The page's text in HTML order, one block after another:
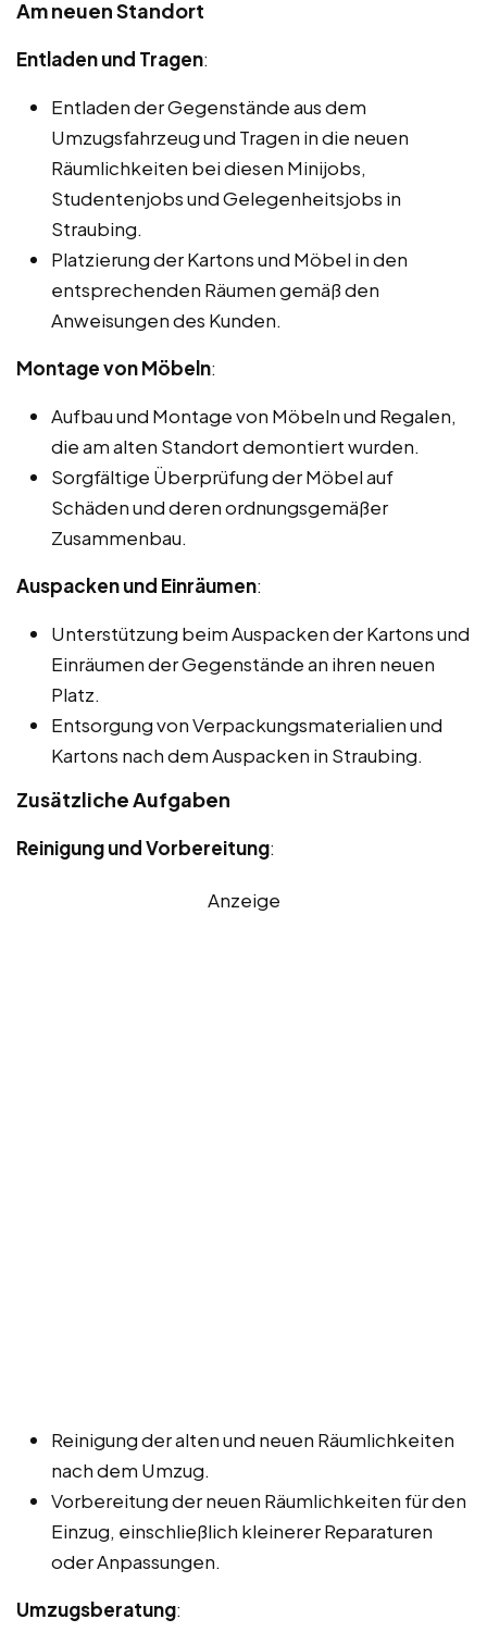
Am neuen Standort
Entladen und Tragen:
Entladen der Gegenstände aus dem
Umzugsfahrzeug und Tragen in die neuen
Räumlichkeiten bei diesen Minijobs,
Studentenjobs und Gelegenheitsjobs in
Straubing.
Platzierung der Kartons und Möbel in den
entsprechenden Räumen gemäß den
Anweisungen des Kunden.
Montage von Möbeln:
Aufbau und Montage von Möbeln und Regalen,
die am alten Standort demontiert wurden.
Sorgfältige Überprüfung der Möbel auf
Schäden und deren ordnungsgemäßer
Zusammenbau.
Auspacken und Einräumen:
Unterstützung beim Auspacken der Kartons und
Einräumen der Gegenstände an ihren neuen
Platz.
Entsorgung von Verpackungsmaterialien und
Kartons nach dem Auspacken in Straubing.
Zusätzliche Aufgaben
Reinigung und Vorbereitung:
Anzeige
Reinigung der alten und neuen Räumlichkeiten
nach dem Umzug.
Vorbereitung der neuen Räumlichkeiten für den
Einzug, einschließlich kleinerer Reparaturen
oder Anpassungen.
Umzugsberatung: